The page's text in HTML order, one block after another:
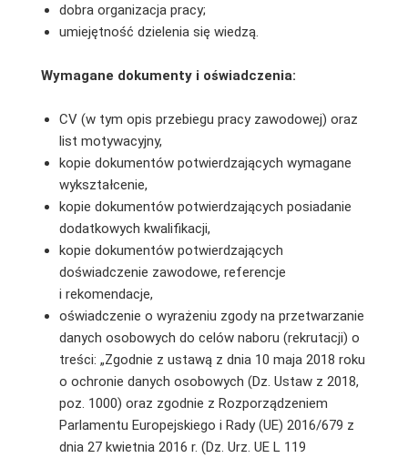
dobra organizacja pracy;
umiejętność dzielenia się wiedzą.
Wymagane dokumenty i oświadczenia:
CV (w tym opis przebiegu pracy zawodowej) oraz
list motywacyjny,
kopie dokumentów potwierdzających wymagane
wykształcenie,
kopie dokumentów potwierdzających posiadanie
dodatkowych kwalifikacji,
kopie dokumentów potwierdzających
doświadczenie zawodowe, referencje
i rekomendacje,
oświadczenie o wyrażeniu zgody na przetwarzanie
danych osobowych do celów naboru (rekrutacji) o
treści: „Zgodnie z ustawą z dnia 10 maja 2018 roku
o ochronie danych osobowych (Dz. Ustaw z 2018,
poz. 1000) oraz zgodnie z Rozporządzeniem
Parlamentu Europejskiego i Rady (UE) 2016/679 z
dnia 27 kwietnia 2016 r. (Dz. Urz. UE L 119